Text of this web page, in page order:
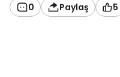
0 Paylaş 5